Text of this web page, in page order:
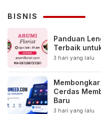
BISNIS
Panduan
Terbaik
3 hari yang lalu
Cerdas
Baru
3 hari yang lalu